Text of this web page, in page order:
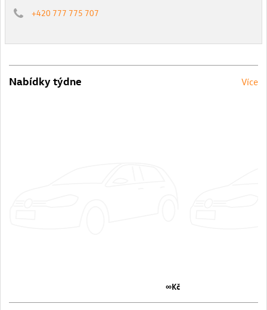
+420 777 775 707
Nabídky týdne Více
∞Kč